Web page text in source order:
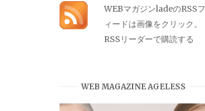
WEBマガジンladeのRSSフ
ィードは画像をクリック。
RSSリーダーで購読する
WEB MAGAZINE AGELESS